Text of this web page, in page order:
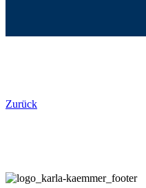
Zurück